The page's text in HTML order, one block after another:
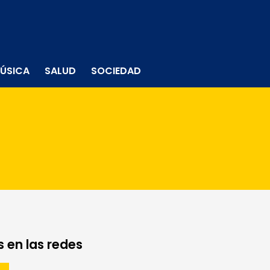
SALUD SOCIEDAD
en las redes